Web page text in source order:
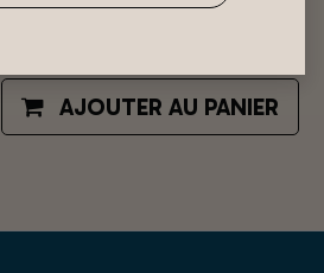
AJOUTER AU PANIER